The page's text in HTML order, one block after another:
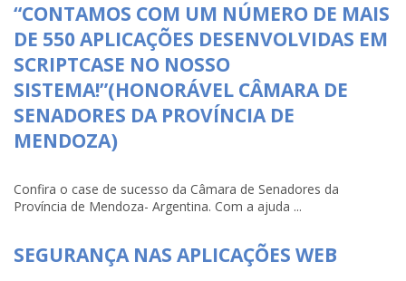
“CONTAMOS COM UM NÚMERO DE MAIS
DE 550 APLICAÇÕES DESENVOLVIDAS EM
SCRIPTCASE NO NOSSO
SISTEMA!”(HONORÁVEL CÂMARA DE
SENADORES DA PROVÍNCIA DE
MENDOZA)
Confira o case de sucesso da Câmara de Senadores da
Província de Mendoza- Argentina. Com a ajuda ...
SEGURANÇA NAS APLICAÇÕES WEB